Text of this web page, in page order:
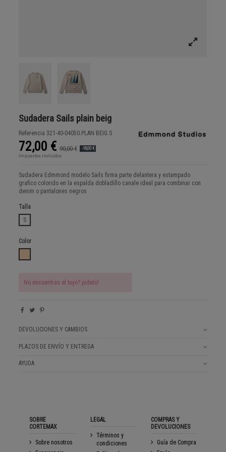
Sudadera Sails plain beig
Referencia 321-40-04050.PLAN BEIG.S
72,00 € 90,00 € -18,00 €
Impuestos incluidos
Sudadera Edmmond modelo Sails firma parte delantera y estampado
grafico colorido en la espalda dobladillo canale ideal para combinar con
denim o pantalones negros
Talla
S
Color
No encuentras el tuyo? pídelo!
DEVOLUCIONES Y CAMBIOS
PLAZOS DE ENVÍO Y ENTREGA
AYUDA
SOBRE
CORTEMAX
Sobre nosotros
LEGAL
Términos y
condiciones
COMPRAS Y
DEVOLUCIONES
Guía de Compra